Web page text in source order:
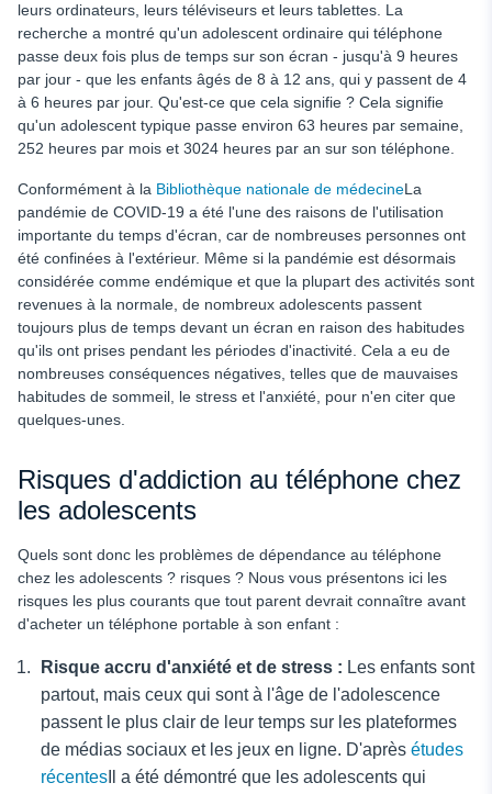
leurs ordinateurs, leurs téléviseurs et leurs tablettes. La
recherche a montré qu'un adolescent ordinaire qui téléphone
passe deux fois plus de temps sur son écran - jusqu'à 9 heures
par jour - que les enfants âgés de 8 à 12 ans, qui y passent de 4
à 6 heures par jour. Qu'est-ce que cela signifie ? Cela signifie
qu'un adolescent typique passe environ 63 heures par semaine,
252 heures par mois et 3024 heures par an sur son téléphone.
Conformément à la Bibliothèque nationale de médecineLa
pandémie de COVID-19 a été l'une des raisons de l'utilisation
importante du temps d'écran, car de nombreuses personnes ont
été confinées à l'extérieur. Même si la pandémie est désormais
considérée comme endémique et que la plupart des activités sont
revenues à la normale, de nombreux adolescents passent
toujours plus de temps devant un écran en raison des habitudes
qu'ils ont prises pendant les périodes d'inactivité. Cela a eu de
nombreuses conséquences négatives, telles que de mauvaises
habitudes de sommeil, le stress et l'anxiété, pour n'en citer que
quelques-unes.
Risques d'addiction au téléphone chez
les adolescents
Quels sont donc les problèmes de dépendance au téléphone
chez les adolescents ? risques ? Nous vous présentons ici les
risques les plus courants que tout parent devrait connaître avant
d'acheter un téléphone portable à son enfant :
Risque accru d'anxiété et de stress : Les enfants sont
partout, mais ceux qui sont à l'âge de l'adolescence
passent le plus clair de leur temps sur les plateformes
de médias sociaux et les jeux en ligne. D'après études
récentes Il a été démontré que les adolescents qui